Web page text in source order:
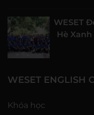
WESET
Hè
WESET ENGLISH
Khóa học